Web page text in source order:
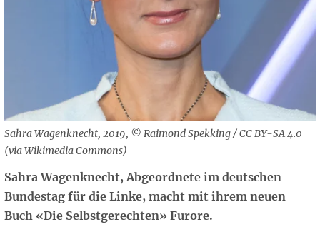
Sahra Wagenknecht, 2019, © Raimond Spekking / CC BY-SA 4.0
(via Wikimedia Commons)
Sahra Wagenknecht, Abgeordnete im deutschen
Bundestag für die Linke, macht mit ihrem neuen
Buch «Die Selbstgerechten» Furore.